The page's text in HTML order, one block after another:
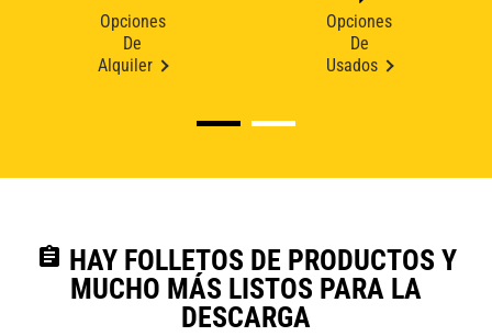
Opciones
De
Alquiler
Opciones
De
Usados
assignment HAY FOLLETOS DE PRODUCTOS Y
MUCHO MÁS LISTOS PARA LA
DESCARGA